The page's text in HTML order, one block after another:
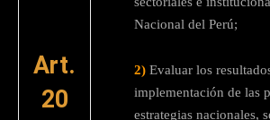
Art.
20
Nacional del Perú;
2) Evaluar los
implementación de las
estrategias nacionales,